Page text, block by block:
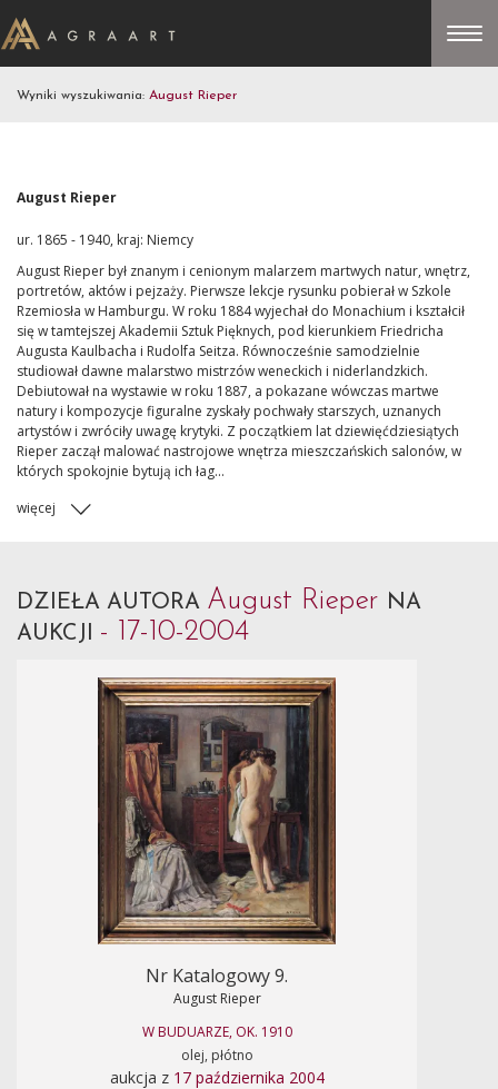
Wyniki wyszukiwania: August Rieper
August Rieper
ur. 1865 - 1940, kraj: Niemcy
August Rieper był znanym i cenionym malarzem martwych natur, wnętrz,
portretów, aktów i pejzaży. Pierwsze lekcje rysunku pobierał w Szkole
Rzemiosła w Hamburgu. W roku 1884 wyjechał do Monachium i kształcił
się w tamtejszej Akademii Sztuk Pięknych, pod kierunkiem Friedricha
Augusta Kaulbacha i Rudolfa Seitza. Równocześnie samodzielnie
studiował dawne malarstwo mistrzów weneckich i niderlandzkich.
Debiutował na wystawie w roku 1887, a pokazane wówczas martwe
natury i kompozycje figuralne zyskały pochwały starszych, uznanych
artystów i zwróciły uwagę krytyki. Z początkiem lat dziewięćdziesiątych
Rieper zaczął malować nastrojowe wnętrza mieszczańskich salonów, w
których spokojnie bytują ich łag...
więcej
DZIEŁA AUTORA August Rieper NA
AUKCJI - 17-10-2004
Nr Katalogowy 9.
August Rieper
W BUDUARZE, OK. 1910
olej, płótno
aukcja z 17 października 2004